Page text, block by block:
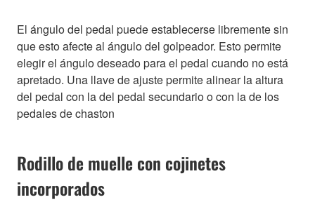
El ángulo del pedal puede establecerse libremente sin
que esto afecte al ángulo del golpeador. Esto permite
elegir el ángulo deseado para el pedal cuando no está
apretado. Una llave de ajuste permite alinear la altura
del pedal con la del pedal secundario o con la de los
pedales de chaston
Rodillo de muelle con cojinetes
incorporados